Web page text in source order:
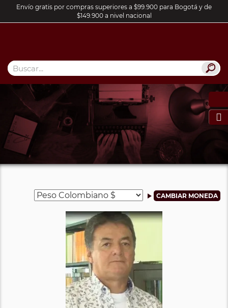
Envío gratis por compras superiores a $99.900 para Bogotá y de
$149.900 a nivel nacional
